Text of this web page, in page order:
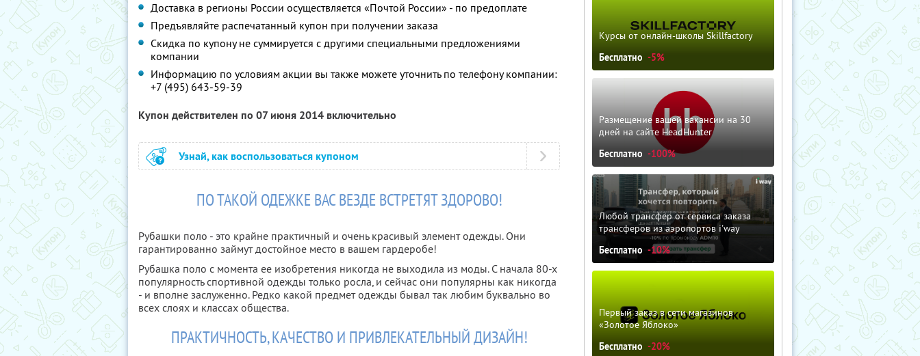
Доставка в регионы России осуществляется «Почтой России» - по предоплате
Предъявляйте распечатанный купон при получении заказа
Скидка по купону не суммируется с другими специальными предложениями
компании
Информацию по условиям акции вы также можете уточнить по телефону компании:
+7 (495) 643-59-39
Купон действителен по 07 июня 2014 включительно
Узнай, как воспользоваться купоном
ПО ТАКОЙ ОДЕЖКЕ ВАС ВЕЗДЕ ВСТРЕТЯТ ЗДОРОВО!
Рубашки поло - это крайне практичный и очень красивый элемент одежды. Они
гарантированно займут достойное место в вашем гардеробе!
Рубашка поло с момента ее изобретения никогда не выходила из моды. С начала 80-х
популярность спортивной одежды только росла, и сейчас они популярны как никогда
- и вполне заслуженно. Редко какой предмет одежды бывал так любим буквально во
всех слоях и классах общества.
ПРАКТИЧНОСТЬ, КАЧЕСТВО И ПРИВЛЕКАТЕЛЬНЫЙ ДИЗАЙН!
Курсы от онлайн-школы Skillfactory
Бесплатно -5%
Размещение вашей вакансии на 30
дней на сайте HeadHunter
Бесплатно -100%
Любой трансфер от сервиса заказа
трансферов из аэропортов i'way
Бесплатно -10%
Первый заказ в сети магазинов
«Золотое Яблоко»
Бесплатно -20%